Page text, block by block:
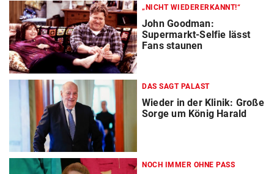
„NICHT WIEDERERKANNT!“
John Goodman:
Supermarkt-Selfie lässt
Fans staunen
DAS SAGT PALAST
Wieder in der Klinik: Große
Sorge um König Harald
NOCH IMMER OHNE PASS